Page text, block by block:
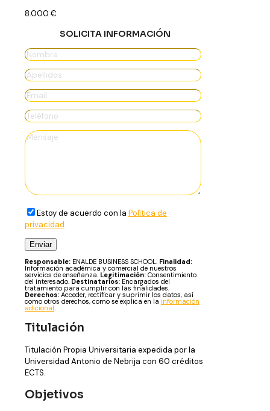
8.000€
SOLICITA INFORMACIÓN
Estoy de acuerdo con la Política de
privacidad
Responsable: ENALDE BUSINESS SCHOOL. Finalidad:
Información académica y comercial de nuestros
servicios de enseñanza. Legitimación: Consentimiento
del interesado. Destinatarios: Encargados del
tratamiento para cumplir con las finalidades.
Derechos: Acceder, rectificar y suprimir los datos, así
como otros derechos, como se explica en la información
adicional
Titulación
Titulación Propia Universitaria expedida por la
Universidad Antonio de Nebrija con 60 créditos
ECTS.
Objetivos